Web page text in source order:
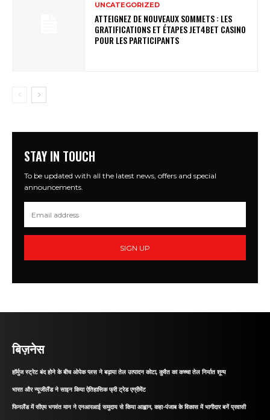
UNCATEGORIZED
ATTEIGNEZ DE NOUVEAUX SOMMETS : LES
GRATIFICATIONS ET ÉTAPES JET4BET CASINO
POUR LES PARTICIPANTS
STAY IN TOUCH
To be updated with all the latest news, offers and special
announcements.
SIGN UP
बिज़नेस
हॉर्मुज स्ट्रेट बंद होने के बीच ओपेक प्लस ने बढ़ाया तेल उत्पादन कोटा, कुवैत का कच्चा तेल निर्यात शून्य
भारत और न्यूजीलैंड ने साइन किया ऐतिहासिक फ्री ट्रेड एग्रीमेंट
फिनलैंड में सीएम भगवंत मान ने एनआरआई समुदाय से किया आह्वान, कहा-पंजाब के विकास में भागीदार बनें प्रवासी